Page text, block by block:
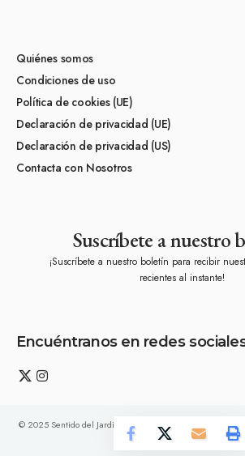
Quiénes somos
Condiciones de uso
Política de cookies (UE)
Declaración de privacidad (UE)
Declaración de privacidad (US)
Contacta con Nosotros
Suscríbete a nuestro
¡Suscríbete a nuestro boletín para recibir
recientes al instante!
Encuéntranos en redes
© 2025 Sentido del Jardín (www.kfscajardineria.com).
KFSCA